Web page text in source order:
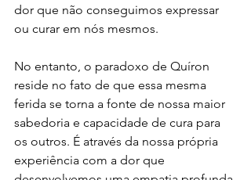
dor que não conseguimos expressar
ou curar em nós mesmos.
No entanto, o paradoxo de Quíron
reside no fato de que essa mesma
ferida se torna a fonte de nossa maior
sabedoria e capacidade de cura para
os outros. É através da nossa própria
experiência com a dor que